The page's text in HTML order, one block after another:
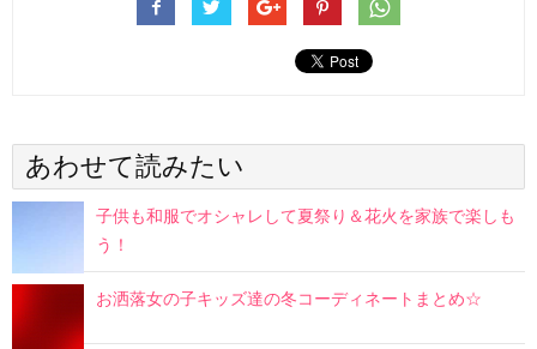
あわせて読みたい
子供も和服でオシャレして夏祭り＆花火を家族で楽しも
う！
お洒落女の子キッズ達の冬コーディネートまとめ☆